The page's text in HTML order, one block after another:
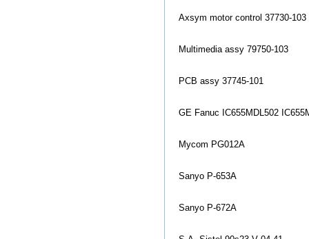
Axsym motor control 37730-103
Multimedia assy 79750-103
PCB assy 37745-101
GE Fanuc IC655MDL502
Mycom PG012A
Sanyo P-653A
Sanyo P-672A